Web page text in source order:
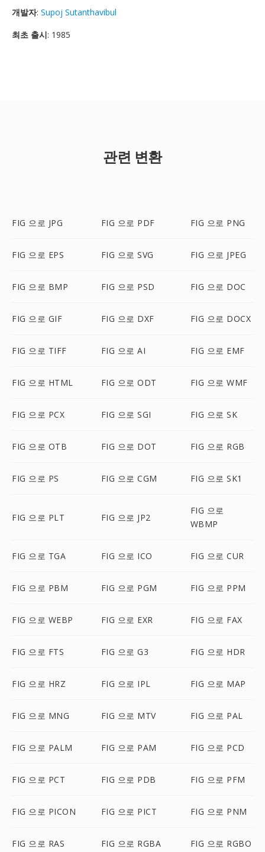
개발자: Supoj Sutanthavibul
최초 출시: 1985
관련 변환
FIG 으로 JPG FIG 으로 PDF FIG 으로 PNG
FIG 으로 EPS FIG 으로 SVG FIG 으로 JPEG
FIG 으로 BMP FIG 으로 PSD FIG 으로 DOC
FIG 으로 GIF FIG 으로 DXF FIG 으로 DOCX
FIG 으로 TIFF FIG 으로 AI FIG 으로 EMF
FIG 으로 HTML FIG 으로 ODT FIG 으로 WMF
FIG 으로 PCX FIG 으로 SGI FIG 으로 SK
FIG 으로 OTB FIG 으로 DOT FIG 으로 RGB
FIG 으로 PS FIG 으로 CGM FIG 으로 SK1
FIG 으로 PLT FIG 으로 JP2
FIG 으로
WBMP
FIG 으로 TGA FIG 으로 ICO FIG 으로 CUR
FIG 으로 PBM FIG 으로 PGM FIG 으로 PPM
FIG 으로 WEBP FIG 으로 EXR FIG 으로 FAX
FIG 으로 FTS FIG 으로 G3 FIG 으로 HDR
FIG 으로 HRZ FIG 으로 IPL FIG 으로 MAP
FIG 으로 MNG FIG 으로 MTV FIG 으로 PAL
FIG 으로 PALM FIG 으로 PAM FIG 으로 PCD
FIG 으로 PCT FIG 으로 PDB FIG 으로 PFM
FIG 으로 PICON FIG 으로 PICT FIG 으로 PNM
FIG 으로 RAS FIG 으로 RGBA FIG 으로 RGBO